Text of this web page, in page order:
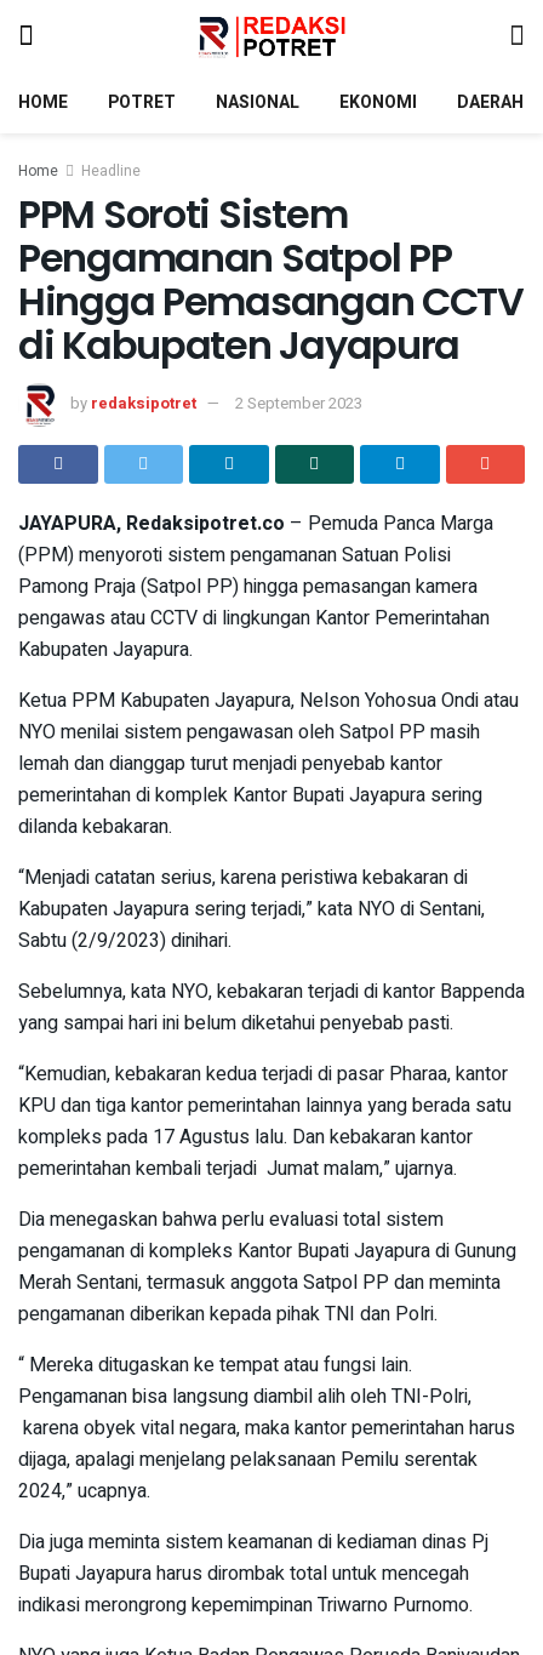
HOME POTRET NASIONAL EKONOMI DAERAH
Home Headline
PPM Soroti Sistem
Pengamanan Satpol PP
Hingga Pemasangan CCTV
di Kabupaten Jayapura
by redaksipotret 2 September 2023
JAYAPURA, Redaksipotret.co – Pemuda Panca Marga
(PPM) menyoroti sistem pengamanan Satuan Polisi
Pamong Praja (Satpol PP) hingga pemasangan kamera
pengawas atau CCTV di lingkungan Kantor Pemerintahan
Kabupaten Jayapura.
Ketua PPM Kabupaten Jayapura, Nelson Yohosua Ondi atau
NYO menilai sistem pengawasan oleh Satpol PP masih
lemah dan dianggap turut menjadi penyebab kantor
pemerintahan di komplek Kantor Bupati Jayapura sering
dilanda kebakaran.
“Menjadi catatan serius, karena peristiwa kebakaran di
Kabupaten Jayapura sering terjadi,” kata NYO di Sentani,
Sabtu (2/9/2023) dinihari.
Sebelumnya, kata NYO, kebakaran terjadi di kantor Bappenda
yang sampai hari ini belum diketahui penyebab pasti.
“Kemudian, kebakaran kedua terjadi di pasar Pharaa, kantor
KPU dan tiga kantor pemerintahan lainnya yang berada satu
kompleks pada 17 Agustus lalu. Dan kebakaran kantor
pemerintahan kembali terjadi Jumat malam,” ujarnya.
Dia menegaskan bahwa perlu evaluasi total sistem
pengamanan di kompleks Kantor Bupati Jayapura di Gunung
Merah Sentani, termasuk anggota Satpol PP dan meminta
pengamanan diberikan kepada pihak TNI dan Polri.
“ Mereka ditugaskan ke tempat atau fungsi lain.
Pengamanan bisa langsung diambil alih oleh TNI-Polri,
karena obyek vital negara, maka kantor pemerintahan harus
dijaga, apalagi menjelang pelaksanaan Pemilu serentak
2024,” ucapnya.
Dia juga meminta sistem keamanan di kediaman dinas Pj
Bupati Jayapura harus dirombak total untuk mencegah
indikasi merongrong kepemimpinan Triwarno Purnomo.